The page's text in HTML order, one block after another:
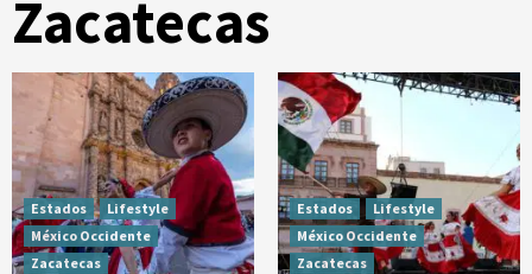
Zacatecas
Estados
Lifestyle
México Occidente
Zacatecas
Estados
Lifestyle
México Occidente
Zacatecas